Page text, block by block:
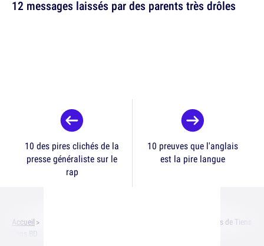
12 messages laissés par des parents très drôles
10 des pires clichés de la
presse généraliste sur le
rap
10 preuves que l'anglais
est la pire langue
Accueil
Top 18 des meilleures illustrations de Tiens
tiens BD